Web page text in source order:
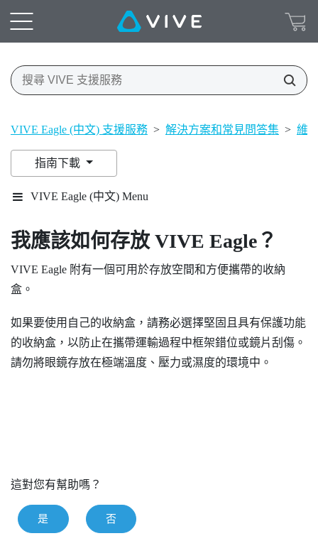
VIVE Eagle (中文) 支援服務 > 解決方案和常見問答集 > 維
指南下載
VIVE Eagle (中文) Menu
我應該如何存放 VIVE Eagle ？
VIVE Eagle 附有一個可用於存放空間和方便攜帶的收納
盒。
如果要使用自己的收納盒，請務必選擇堅固且具有保護功能
的收納盒，以防止在攜帶運輸過程中框架錯位或鏡片刮傷。
請勿將眼鏡存放在極端溫度、壓力或濕度的環境中。
這對您有幫助嗎？
是 否